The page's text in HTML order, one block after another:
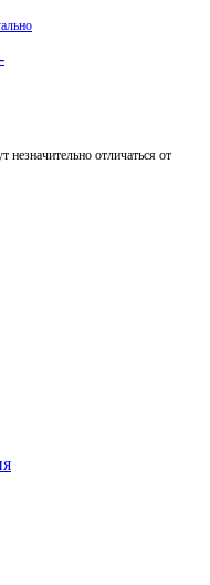
-
незначительно отличаться от